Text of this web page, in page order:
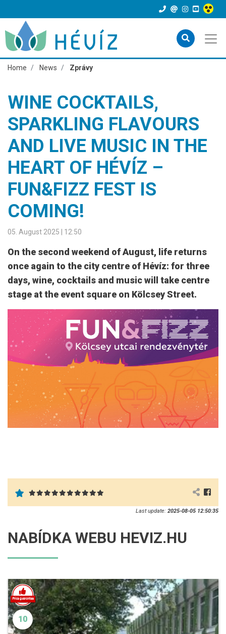
Home News Zprávy
WINE COCKTAILS,
SPARKLING FLAVOURS
AND LIVE MUSIC IN THE
HEART OF HÉVÍZ –
FUN&FIZZ FEST IS
COMING!
05. August 2025 | 12:50
On the second weekend of August, life returns
once again to the city centre of Hévíz: for three
days, wine, cocktails and music will take centre
stage at the event square on Kölcsey Street.
Last update: 2025-08-05 12:50:35
NABÍDKA WEBU HEVIZ.HU
10